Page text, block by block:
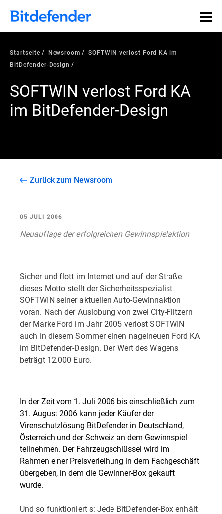
Startseite Newsroom
SOFTWIN verlost Ford KA im
BitDefender-Design
SOFTWIN verlost Ford KA
im BitDefender-Design
Zurück zum Newsroom
05 JULI 2006
Neuauflage der erfolgreichen Gewinnspielaktion
Sicher und flott im Internet und auf der Straße
dieses Motto stellt der Sicherheitsspezialist
SOFTWIN seiner aktuellen Auto-Gewinnaktion
voran. Nach der Auslobung von zwei City-Flitzern
der Marke Ford im Jahr 2005 verlost SOFTWIN
auch in diesem Sommer einen nagelneuen Ford KA
im BitDefender-Design. Der Wert des Wagens
beträgt 12.000 Euro.
In der Zeit vom 1. Juli 2006 bis einschließlich zum
31. August 2006 kann jeder Käufer der
Virenschutzlösung BitDefender in Deutschland,
Österreich und der Schweiz an dem Gewinnspiel
teilnehmen. Der Fahrzeugschlüssel wird im
Rahmen einer Preisverleihung in dem Fachgeschäft
übergeben, in dem die Gewinner-Box gekauft
wurde.
Und so funktioniert s: Jede BitDefender-Box enhält